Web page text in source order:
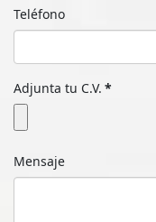
Teléfono
Adjunta tu C.V. *
Mensaje